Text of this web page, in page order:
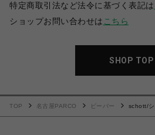
特定商取引法など法令に基づく表記は
ショップお問い合わせは こちら
SHOP TOP
TOP 名古屋PARCO ビーバー schott/